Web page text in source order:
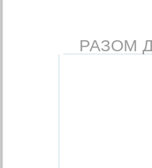
РАЗОМ